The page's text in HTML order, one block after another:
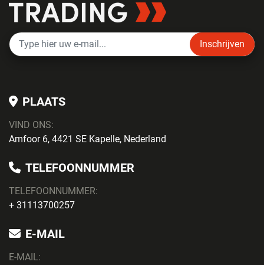
Inschrijven
PLAATS
VIND ONS:
Amfoor 6, 4421 SE Kapelle, Nederland
TELEFOONNUMMER
TELEFOONNUMMER:
+ 31113700257
E-MAIL
E-MAIL: